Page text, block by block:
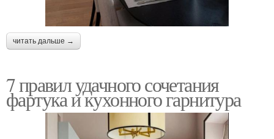
читать дальше →
7 правил удачного сочетания
фартука и кухонного гарнитура